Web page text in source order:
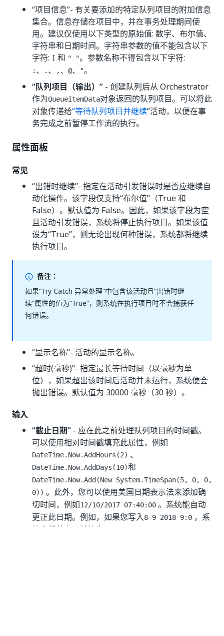
“项目信息”- 有关要添加的特定队列项目的附加信息
集合。信息存储在项目中，并在事务处理期间使
用。建议仅使用以下类型的原始值: 数字、布尔值、
字符串和日期时间。字符串参数的值不能包含以下
字符: [ 和 " "。参数名称不得包含以下字符:
: 、 . 、 ,、 @、 "。
“队列项目（输出）” - 创建队列后从 Orchestrator
作为QueueItemData对象返回的队列项目。可以将此
对象传递给“等待队列项目并继续”活动，以便在事
务完成之前暂停工作流的执行。
属性面板
常见
“出错时继续”- 指定在活动引发错误时是否应继续自
动化操作。该字段仅支持“布尔值”（True 和
False）。默认值为 False。因此，如果该字段为空
且活动引发错误，系统将停止执行项目。如果该值
设为“True”，则无论出现何种错误，系统都将继续
执行项目。
备注：
如果“Try Catch 异常处理”中包含该活动且“出错时继
续”属性的值为“True”，则系统在执行项目时不会捕获任
何错误。
“显示名称”- 活动的显示名称。
“超时(毫秒)”- 指定最长等待时间（以毫秒为单
位），如果超出该时间后活动并未运行，系统便会
抛出错误。默认值为 30000 毫秒（30 秒）。
输入
“截止日期” - 应在此之前处理队列项目的时间戳。
可以使用相对时间戳填充此属性，例如
DateTime.Now.AddHours(2) 、
DateTime.Now.AddDays(10)和
DateTime.Now.Add(New System.TimeSpan(5, 0, 0,
0)) 。此外，您可以使用美国日期表示法来添加确
切时间，例如12/10/2017 07:40:00 。系统能自动
更正此日期。例如，如果您写入8 9 2018 9:0 ，系
统会将其自动转换为